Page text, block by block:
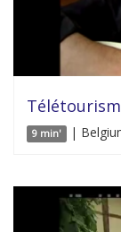
9 min' |